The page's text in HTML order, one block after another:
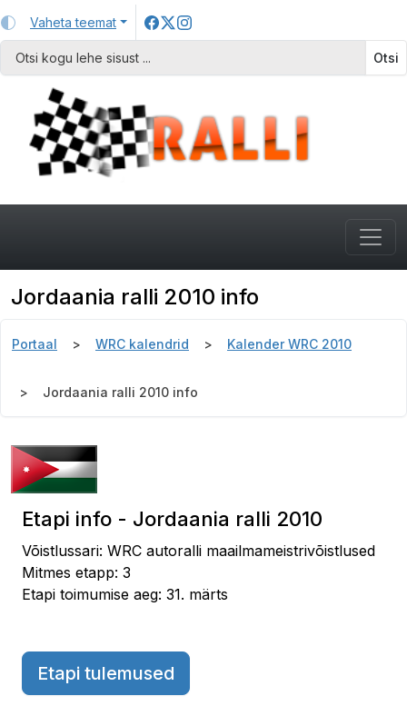
Vaheta teemat
Otsi
Jordaania ralli 2010 info
Portaal WRC kalendrid Kalender WRC 2010
Jordaania ralli 2010 info
Etapi info - Jordaania ralli 2010
Võistlussari: WRC autoralli maailmameistrivõistlused
Mitmes etapp: 3
Etapi toimumise aeg: 31. märts
Etapi tulemused